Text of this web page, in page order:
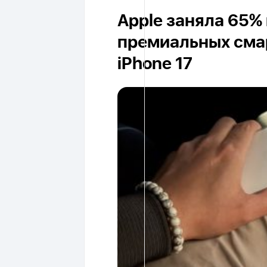
Apple заняла
премиальных
iPhone 17